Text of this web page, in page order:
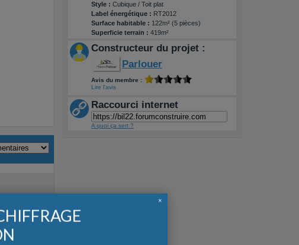
Style : Cubique / Toit plat
Label énergétique : RT2012
Surface habitable : 122m² (5 pièces)
Superficie terrain : 419m²
Constructeur du projet :
Parlouer
Avis du membre :
Lire l'avis
Raccourci internet
A quoi ça sert ?
×